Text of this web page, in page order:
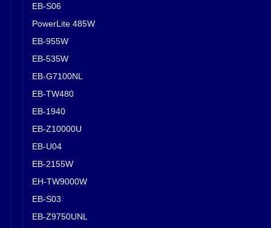
EB-S06
PowerLite 485W
EB-955W
EB-535W
EB-G7100NL
EB-TW480
EB-1940
EB-Z10000U
EB-U04
EB-2155W
EH-TW9000W
EB-S03
EB-Z9750UNL